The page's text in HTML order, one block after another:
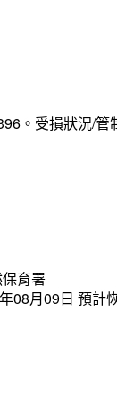
。受損狀況/管
育署
08月09日 預計